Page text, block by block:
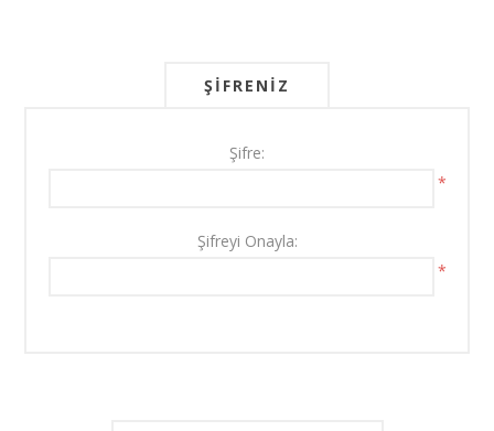
ŞIFRENIZ
Şifre:
*
Şifreyi Onayla:
*